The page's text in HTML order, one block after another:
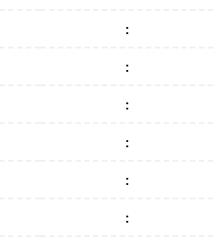
:
:
:
:
:
: